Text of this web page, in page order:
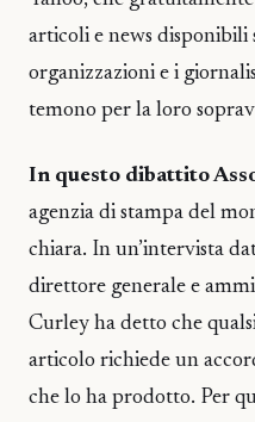
articoli e news disponibili
organizzazioni e i
temono per la loro
In questo dibattito
agenzia di stampa del
chiara. In un’intervista
direttore generale e
Curley ha detto che
articolo richiede un
che lo ha prodotto. Per